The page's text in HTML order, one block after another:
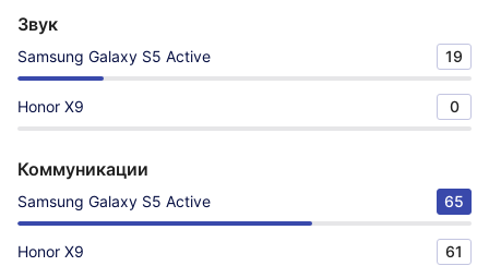
Звук
Samsung Galaxy S5 Active 19
Honor X9 0
Коммуникации
Samsung Galaxy S5 Active 65
Honor X9 61